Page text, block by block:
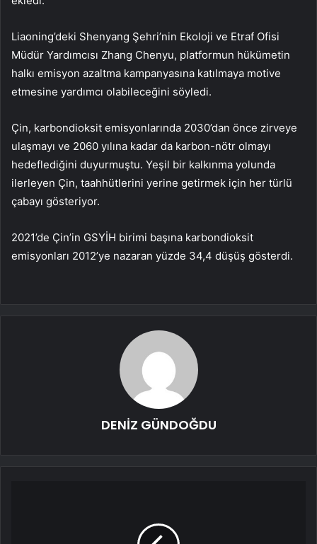
Liaoning’deki Shenyang Şehri’nin Ekoloji ve Etraf Ofisi
Müdür Yardımcısı Zhang Chenyu, platformun hükümetin
halkı emisyon azaltma kampanyasına katılmaya motive
etmesine yardımcı olabileceğini söyledi.
Çin, karbondioksit emisyonlarında 2030’dan önce zirveye
ulaşmayı ve 2060 yılına kadar da karbon-nötr olmayı
hedeflediğini duyurmuştu. Yeşil bir kalkınma yolunda
ilerleyen Çin, taahhütlerini yerine getirmek için her türlü
çabayı gösteriyor.
2021’de Çin’in GSYİH birimi başına karbondioksit
emisyonları 2012’ye nazaran yüzde 34,4 düşüş gösterdi.
DENİZ GÜNDOĞDU